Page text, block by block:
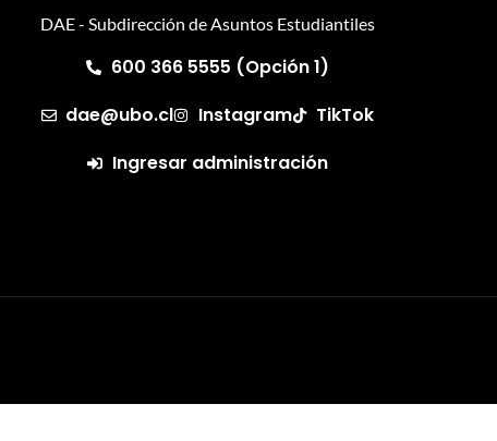
DAE - Subdirección de Asuntos Estudiantiles
600 366 5555 (Opción 1)
dae@ubo.cl
Instagram
TikTok
Ingresar administración